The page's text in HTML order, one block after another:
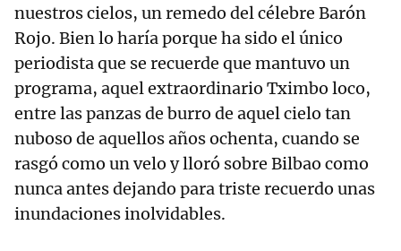
nuestros cielos, un remedo del célebre Barón
Rojo. Bien lo haría porque ha sido el único
periodista que se recuerde que mantuvo un
programa, aquel extraordinario Tximbo loco,
entre las panzas de burro de aquel cielo tan
nuboso de aquellos años ochenta, cuando se
rasgó como un velo y lloró sobre Bilbao como
nunca antes dejando para triste recuerdo unas
inundaciones inolvidables.